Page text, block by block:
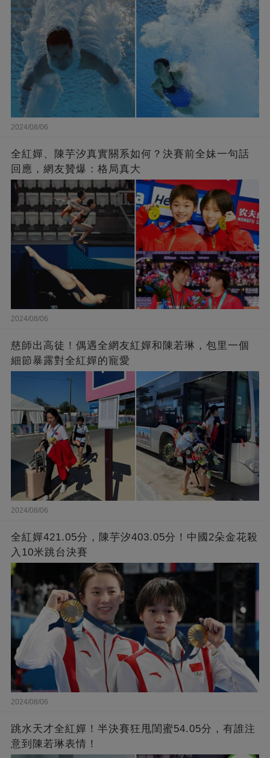
2024/08/06
全紅嬋、陳芋汐真實關系如何？決賽前全妹一句話
回應，網友贊爆：格局真大
2024/08/06
慈師出高徒！偶遇全網友紅嬋和陳若琳，包里一個
細節暴露對全紅嬋的寵愛
2024/08/06
全紅嬋421.05分，陳芋汐403.05分！中國2朵金花殺
入10米跳台決賽
2024/08/06
跳水天才全紅嬋！半決賽狂甩閨蜜54.05分，有誰注
意到陳若琳表情！